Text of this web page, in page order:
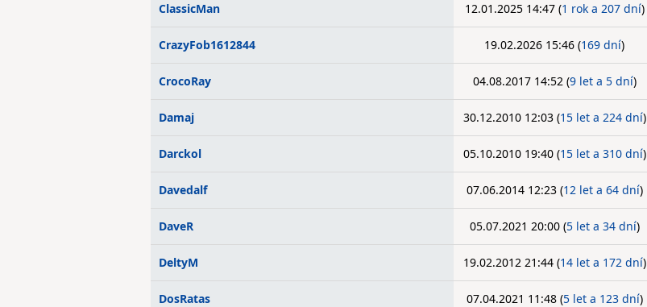
ClassicMan 12.01.2025 14:47 (1 rok a 207 dní)
CrazyFob1612844 19.02.2026 15:46 (169 dní)
CrocoRay 04.08.2017 14:52 (9 let a 5 dní)
Damaj 30.12.2010 12:03 (15 let a 224 dní)
Darckol 05.10.2010 19:40 (15 let a 310 dní)
Davedalf 07.06.2014 12:23 (12 let a 64 dní)
DaveR 05.07.2021 20:00 (5 let a 34 dní)
DeltyM 19.02.2012 21:44 (14 let a 172 dní)
DosRatas 07.04.2021 11:48 (5 let a 123 dní)